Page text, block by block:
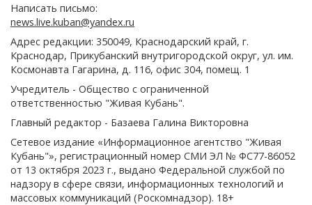
Написать письмо:
news.live.kuban@yandex.ru
Адрес редакции: 350049, Краснодарский край, г.
Краснодар, Прикубанский внутригородской округ, ул. им.
Космонавта Гагарина, д. 116, офис 304, помещ. 1
Учредитель - Общество с ограниченной
ответственностью "Живая Кубань".
Главный редактор - Базаева Галина Викторовна
Сетевое издание «Информационное агентство "Живая
Кубань"», регистрационный номер СМИ ЭЛ № ФС77-86052
от 13 октября 2023 г., выдано Федеральной службой по
надзору в сфере связи, информационных технологий и
массовых коммуникаций (Роскомнадзор). 18+